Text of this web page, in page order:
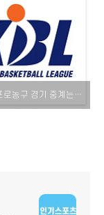
이제 KBL 프로농구 경기 중계는 'tvN SPORTS', '티빙(TVING)'에서 시청!